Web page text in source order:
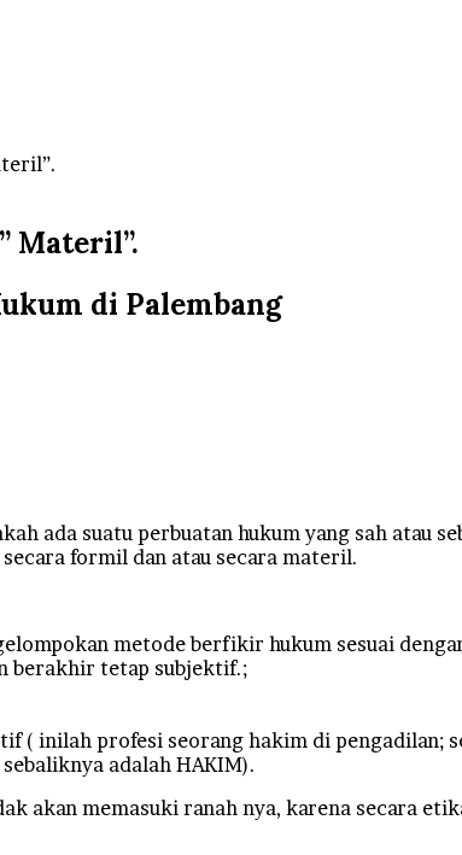
Materil”.
di Palembang
ada suatu perbuatan hukum yang sah atau
formil dan atau secara materil.
metode berfikir hukum sesuai
berakhir tetap subjektif.;
inilah profesi seorang hakim di pengadilan;
adalah HAKIM).
akan memasuki ranah nya, karena secara